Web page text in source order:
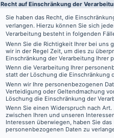
Recht auf Einschränkung der
Sie haben das Recht, die
verlangen. Hierzu können Sie sich
Verarbeitung besteht in folgenden
Wenn Sie die Richtigkeit Ihrer bei
wir in der Regel Zeit, um dies zu
Einschränkung der Verarbeitung Ihrer
Wenn die Verarbeitung Ihrer
statt der Löschung die Einschränkung
Wenn wir Ihre personenbezogenen
Verteidigung oder Geltendmachung
Löschung die Einschränkung der
Wenn Sie einen Widerspruch nach
zwischen Ihren und unseren
Interessen überwiegen, haben Sie
personenbezogenen Daten zu